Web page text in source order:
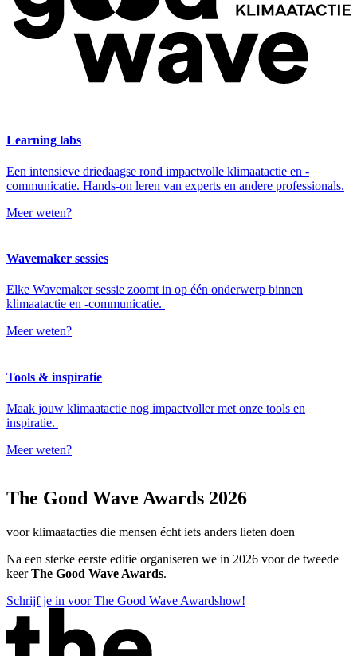
Learning labs
Een intensieve driedaagse rond impactvolle klimaatactie en -
communicatie. Hands-on leren van experts en andere professionals.
Meer weten?
Wavemaker sessies
Elke Wavemaker sessie zoomt in op één onderwerp binnen
klimaatactie en -communicatie.
Meer weten?
Tools & inspiratie
Maak jouw klimaatactie nog impactvoller met onze tools en
inspiratie.
Meer weten?
The Good Wave Awards 2026
voor klimaatacties die mensen écht iets anders lieten doen
Na een sterke eerste editie organiseren we in 2026 voor de tweede
keerThe Good Wave Awards.
Schrijf je in voor The Good Wave Awardshow!